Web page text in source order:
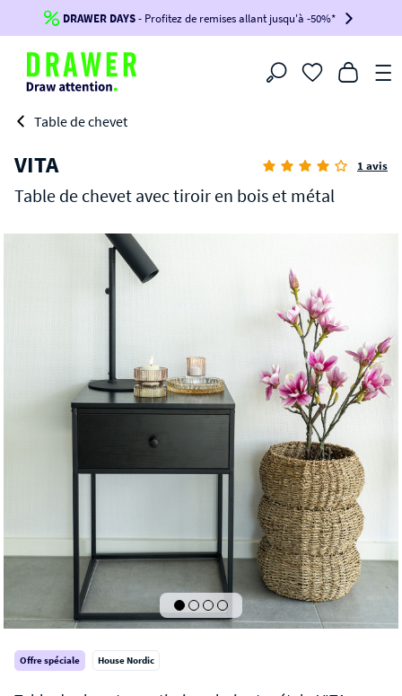
Jusqu'à-100€*sur votre commande !
BIKINI100
-voir conditions en bas de page-
DRAWER DAYS- Profitez de remises allant jusqu'à -50%*
Filtrer
Table de chevet
VITA
Table de chevet avec tiroir en bois et métal
1 avis
Offre spéciale House Nordic